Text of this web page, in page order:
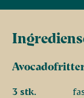
3 stk.